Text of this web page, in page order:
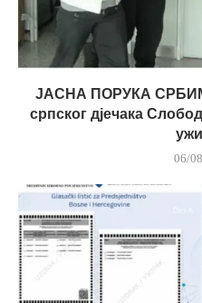
ЈАСНА ПОРУКА
српског дјечака
06/